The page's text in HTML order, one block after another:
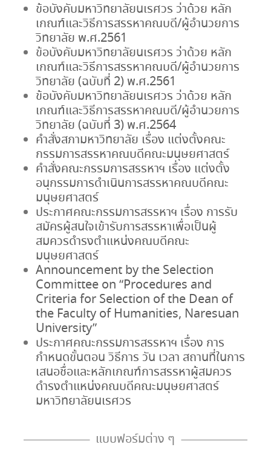
ข้อบังคับมหาวิทยาลัยนเรศวร ว่าด้วย หลัก
เกณฑ์และวิธีการสรรหาคณบดี/ผู้อำนวยการ
วิทยาลัย พ.ศ.2561
ข้อบังคับมหาวิทยาลัยนเรศวร ว่าด้วย หลัก
เกณฑ์และวิธีการสรรหาคณบดี/ผู้อำนวยการ
วิทยาลัย (ฉบับที่ 2) พ.ศ.2561
ข้อบังคับมหาวิทยาลัยนเรศวร ว่าด้วย หลัก
เกณฑ์และวิธีการสรรหาคณบดี/ผู้อำนวยการ
วิทยาลัย (ฉบับที่ 3) พ.ศ.2564
คำสั่งสภามหาวิทยาลัย เรื่อง แต่งตั้งคณะ
กรรมการสรรหาคณบดีคณะมนุษยศาสตร์
คำสั่งคณะกรรมการสรรหาฯ เรื่อง แต่งตั้ง
อนุกรรมการดำเนินการสรรหาคณบดีคณะ
มนุษยศาสตร์
ประกาศคณะกรรมการสรรหาฯ เรื่อง การรับ
สมัครผู้สนใจเข้ารับการสรรหาเพื่อเป็นผู้
สมควรดำรงตำแหน่งคณบดีคณะ
มนุษยศาสตร์
Announcement by the Selection
Committee on “Procedures and
Criteria for Selection of the Dean of
the Faculty of Humanities, Naresuan
University”
ประกาศคณะกรรมการสรรหาฯ เรื่อง การ
กำหนดขั้นตอน วิธีการ วัน เวลา สถานที่ในการ
เสนอชื่อและหลักเกณฑ์การสรรหาผู้สมควร
ดำรงตำแหน่งคณบดีคณะมนุษยศาสตร์
มหาวิทยาลัยนเรศวร
แบบฟอร์มต่าง ๆ